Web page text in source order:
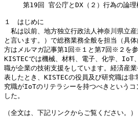
　第19回 官公庁とDX（２）行為の論
１　はじめに
私は以前、地方独立行政法人神奈川県立
と言います。）で総務業務全般を担当（具
方はメルマガ記事第1回※１と第7回※２を
KISTECでは機械、材料、電子、化学、IoT
職が企業の技術支援をしています。経済産
表したとき、KISTECの役員及び研究職は
究職がIoTのリテラシーを持つべきという
した。
（全文は、下記リンクからご覧ください。）